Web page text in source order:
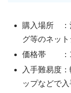
購入場所 ：
グ等のネッ
価格帯 ：
入手難易度
ップなどで